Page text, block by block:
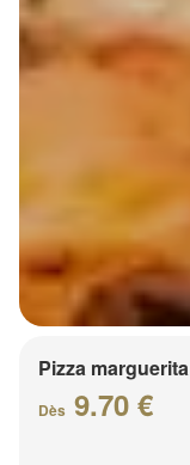
Pizza marguerita
Dès 9.70 €